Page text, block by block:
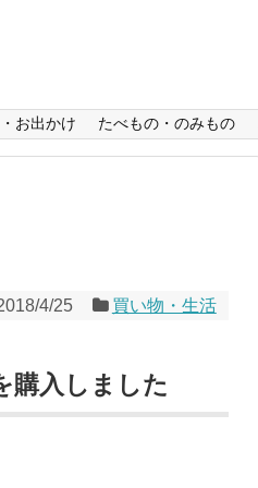
お出かけ たべもの・のみもの
4/25 買い物・生活
購入しました